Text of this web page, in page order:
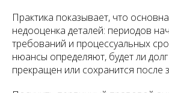
Практика показывает, что
недооценка деталей: периодов
требований и процессуальных
нюансы определяют, будет ли
прекращен или сохранится после